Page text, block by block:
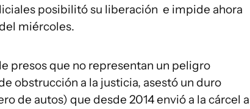
posibilitó su liberación e impide ahora
miércoles.
presos que no representan un peligro
obstrucción a la justicia, asestó un duro
de autos) que desde 2014 envió a la cárcel a